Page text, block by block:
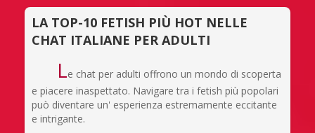
LA TOP-10 FETISH PIÙ HOT NELLE
CHAT ITALIANE PER ADULTI
Le chat per adulti offrono un mondo di scoperta
e piacere inaspettato. Navigare tra i fetish più popolari
può diventare un' esperienza estremamente eccitante
e intrigante.